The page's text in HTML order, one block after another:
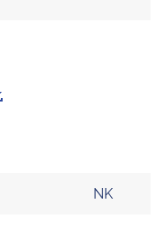
NK